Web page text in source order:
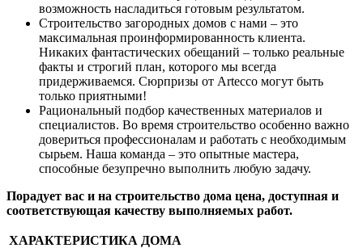
возможность насладиться готовым результатом.
Строительство загородных домов с нами – это
максимальная проинформированность клиента.
Никаких фантастических обещаний – только реальные
факты и строгий план, которого мы всегда
придерживаемся. Сюрпризы от Artecco могут быть
только приятными!
Рациональный подбор качественных материалов и
специалистов. Во время строительство особенно важно
довериться профессионалам и работать с необходимым
сырьем. Наша команда – это опытные мастера,
способные безупречно выполнить любую задачу.
Порадует вас и на строительство дома цена, доступная и
соответствующая качеству выполняемых работ.
ХАРАКТЕРИСТИКА ДОМА